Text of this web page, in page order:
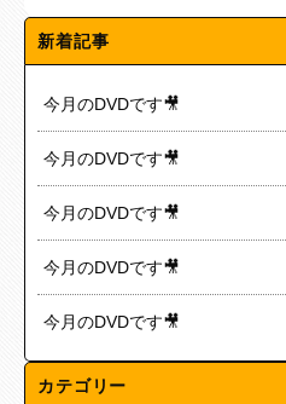
新着記事
今月のDVDです🎥
今月のDVDです🎥
今月のDVDです🎥
今月のDVDです🎥
今月のDVDです🎥
カテゴリー